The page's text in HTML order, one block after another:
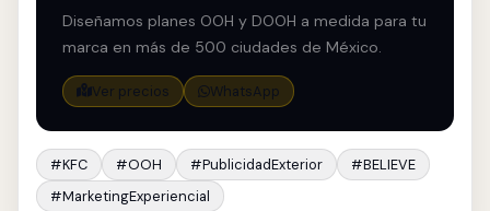
Diseñamos planes OOH y DOOH a medida para tu
marca en más de 500 ciudades de México.
Ver precios WhatsApp
#KFC #OOH #PublicidadExterior
#BELIEVE
#MarketingExperiencial